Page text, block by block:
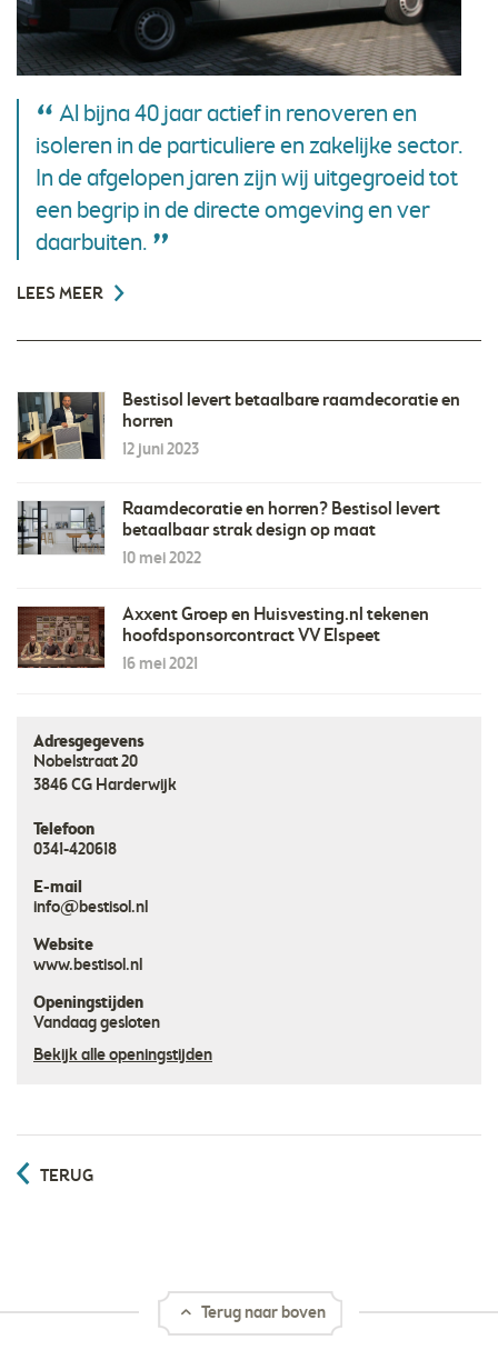
Al bijna 40 jaar actief in renoveren en
isoleren in de particuliere en zakelijke sector.
In de afgelopen jaren zijn wij uitgegroeid tot
een begrip in de directe omgeving en ver
daarbuiten.
LEES MEER
Bestisol levert betaalbare raamdecoratie en
horren
12 juni 2023
Raamdecoratie en horren? Bestisol levert
betaalbaar strak design op maat
10 mei 2022
Axxent Groep en Huisvesting.nl tekenen
hoofdsponsorcontract VV Elspeet
16 mei 2021
Adresgegevens
Nobelstraat 20
3846 CG Harderwijk
Telefoon
0341-420618
E-mail
info@bestisol.nl
Website
www.bestisol.nl
Openingstijden
Vandaag gesloten
Bekijk alle openingstijden
TERUG
Terug naar boven